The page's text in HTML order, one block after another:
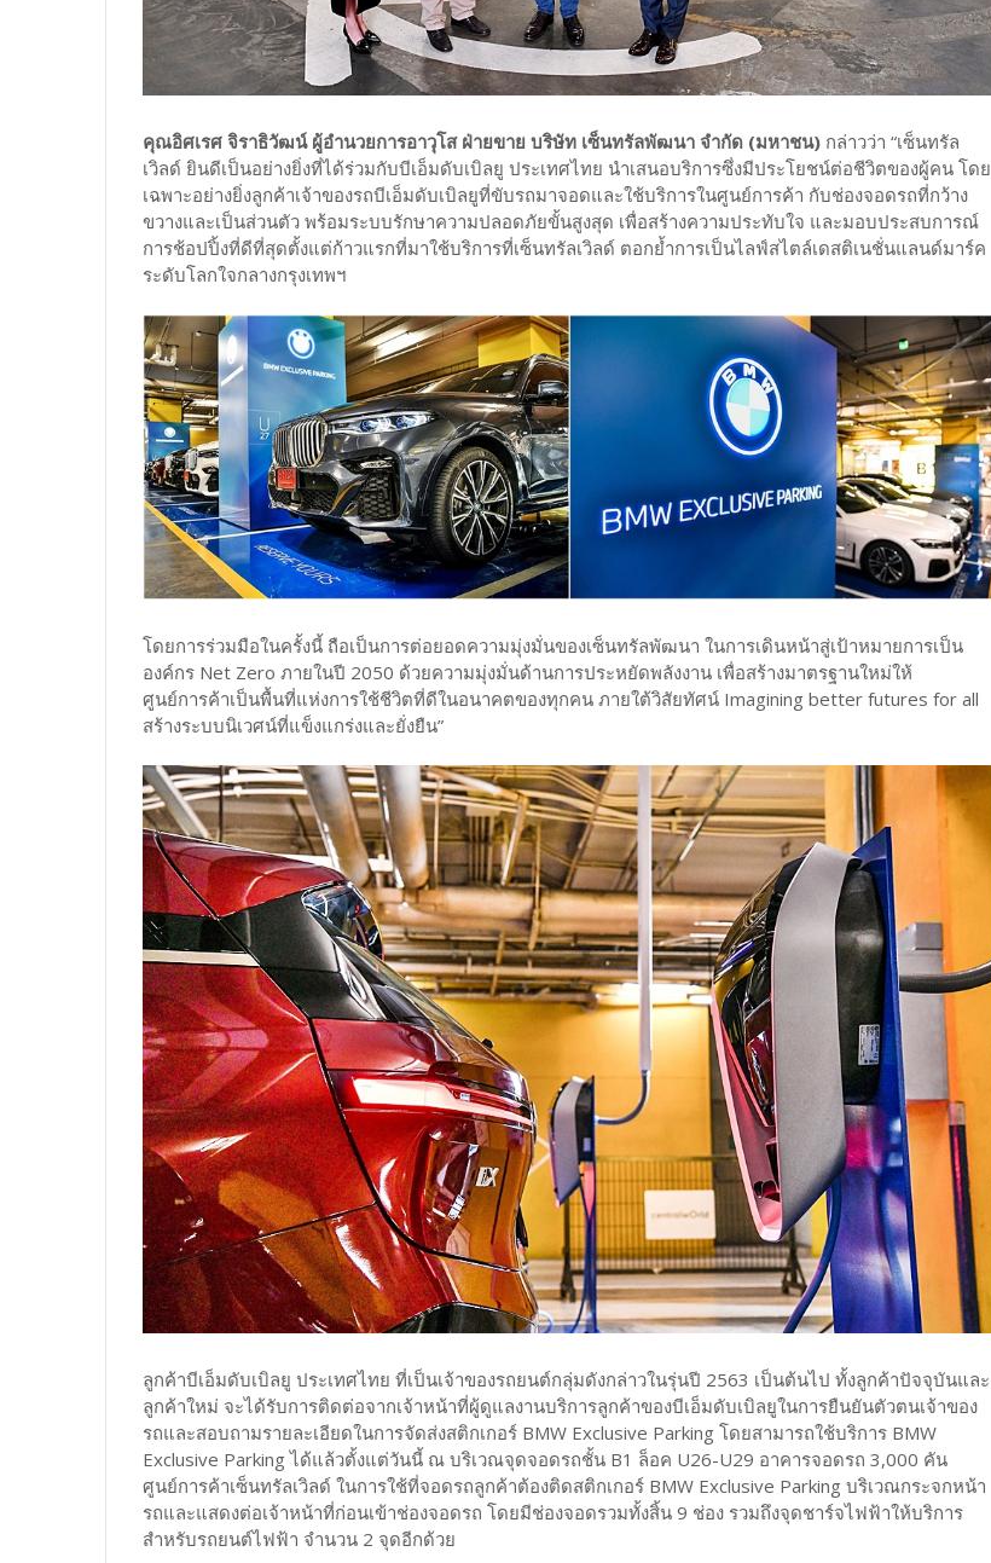
คุณอิศเรศ จิราธิวัฒน์ ผู้อำนวยการอาวุโส ฝ่ายขาย บริษัท เซ็นทรัลพัฒนา จำกัด (มหาชน) กล่าวว่า “เซ็นทรัล
เวิลด์ ยินดีเป็นอย่างยิ่งที่ได้ร่วมกับบีเอ็มดับเบิลยู ประเทศไทย นำเสนอบริการซึ่งมีประโยชน์ต่อชีวิตของผู้คน โดย
เฉพาะอย่างยิ่งลูกค้าเจ้าของรถบีเอ็มดับเบิลยูที่ขับรถมาจอดและใช้บริการในศูนย์การค้า กับช่องจอดรถที่กว้าง
ขวางและเป็นส่วนตัว พร้อมระบบรักษาความปลอดภัยขั้นสูงสุด เพื่อสร้างความประทับใจ และมอบประสบการณ์
การช้อปปิ้งที่ดีที่สุดตั้งแต่ก้าวแรกที่มาใช้บริการที่เซ็นทรัลเวิลด์ ตอกย้ำการเป็นไลฟ์สไตล์เดสติเนชั่นแลนด์มาร์ค
ระดับโลกใจกลางกรุงเทพฯ
โดยการร่วมมือในครั้งนี้ ถือเป็นการต่อยอดความมุ่งมั่นของเซ็นทรัลพัฒนา ในการเดินหน้าสู่เป้าหมายการเป็น
องค์กร Net Zero ภายในปี 2050 ด้วยความมุ่งมั่นด้านการประหยัดพลังงาน เพื่อสร้างมาตรฐานใหม่ให้
ศูนย์การค้าเป็นพื้นที่แห่งการใช้ชีวิตที่ดีในอนาคตของทุกคน ภายใต้วิสัยทัศน์ Imagining better futures for all
สร้างระบบนิเวศน์ที่แข็งแกร่งและยั่งยืน”
ลูกค้าบีเอ็มดับเบิลยู ประเทศไทย ที่เป็นเจ้าของรถยนต์กลุ่มดังกล่าวในรุ่นปี 2563 เป็นต้นไป ทั้งลูกค้าปัจจุบันและ
ลูกค้าใหม่ จะได้รับการติดต่อจากเจ้าหน้าที่ผู้ดูแลงานบริการลูกค้าของบีเอ็มดับเบิลยูในการยืนยันตัวตนเจ้าของ
รถและสอบถามรายละเอียดในการจัดส่งสติกเกอร์ BMW Exclusive Parking โดยสามารถใช้บริการ BMW
Exclusive Parking ได้แล้วตั้งแต่วันนี้ ณ บริเวณจุดจอดรถชั้น B1 ล็อค U26-U29 อาคารจอดรถ 3,000 คัน
ศูนย์การค้าเซ็นทรัลเวิลด์ ในการใช้ที่จอดรถลูกค้าต้องติดสติกเกอร์ BMW Exclusive Parking บริเวณกระจกหน้า
รถและแสดงต่อเจ้าหน้าที่ก่อนเข้าช่องจอดรถ โดยมีช่องจอดรวมทั้งสิ้น 9 ช่อง รวมถึงจุดชาร์จไฟฟ้าให้บริการ
สำหรับรถยนต์ไฟฟ้า จำนวน 2 จุดอีกด้วย